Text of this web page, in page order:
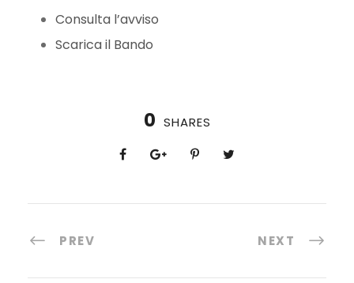
Consulta l’avviso
Scarica il Bando
0 SHARES
PREV NEXT